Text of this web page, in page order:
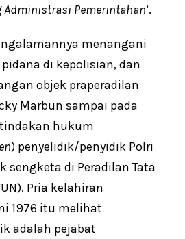
Administrasi Pemerintahan’.
menangani
di kepolisian, dan
objek praperadilan
Marbun sampai pada
hukum
) penyelidik/penyidik Polri
sengketa di Peradilan Tata
Pria kelahiran
1976 itu melihat
adalah pejabat